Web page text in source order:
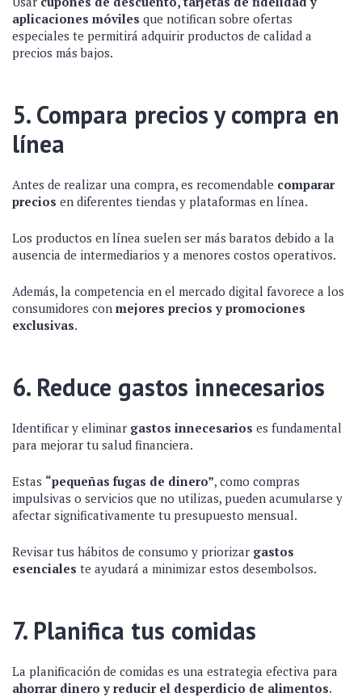
aplicaciones móviles que notifican sobre ofertas
especiales te permitirá adquirir productos de calidad a
precios más bajos.
5. Compara precios y compra en
línea
Antes de realizar una compra, es recomendable comparar
precios en diferentes tiendas y plataformas en línea.
Los productos en línea suelen ser más baratos debido a la
ausencia de intermediarios y a menores costos operativos.
Además, la competencia en el mercado digital favorece a los
consumidores con mejores precios y promociones
exclusivas.
6. Reduce gastos innecesarios
Identificar y eliminar gastos innecesarios es fundamental
para mejorar tu salud financiera.
Estas “pequeñas fugas de dinero”, como compras
impulsivas o servicios que no utilizas, pueden acumularse y
afectar significativamente tu presupuesto mensual.
Revisar tus hábitos de consumo y priorizar gastos
esenciales te ayudará a minimizar estos desembolsos.
7. Planifica tus comidas
La planificación de comidas es una estrategia efectiva para
ahorrar dinero y reducir el desperdicio de alimentos.